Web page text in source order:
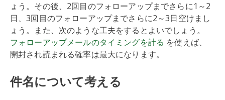
ょう。その後、2回目のフォローアップまでさらに1～2
日、3回目のフォローアップまでさらに2～3日空けまし
ょう。また、次のような工夫をするとよいでしょう。
フォローアップメールのタイミングを計る を使えば、
開封され読まれる確率は最大になります。
件名について考える